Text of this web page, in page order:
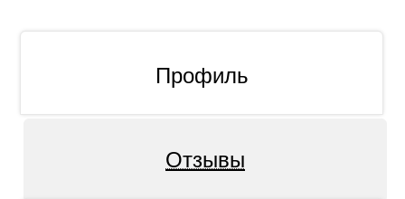
Профиль
Отзывы